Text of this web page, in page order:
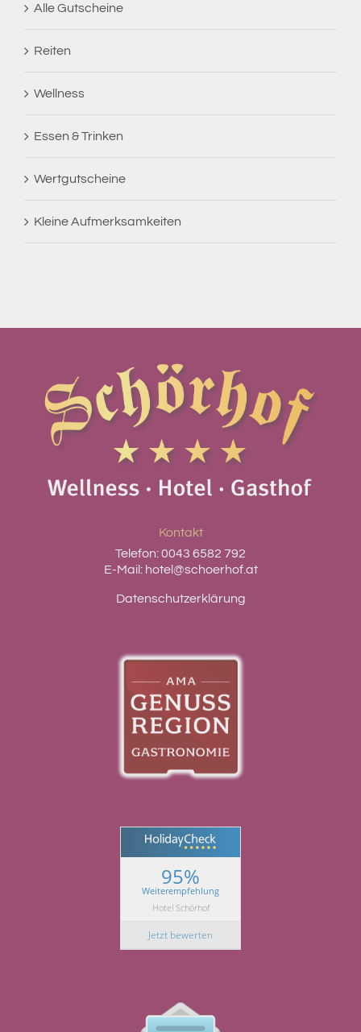
Alle Gutscheine
Reiten
Wellness
Essen & Trinken
Wertgutscheine
Kleine Aufmerksamkeiten
Kontakt
Telefon:0043 6582 792
E-Mail: hotel@schoerhof.at
Datenschutzerklärung
95%
Weiterempfehlung
Hotel Schörhof
Jetzt bewerten